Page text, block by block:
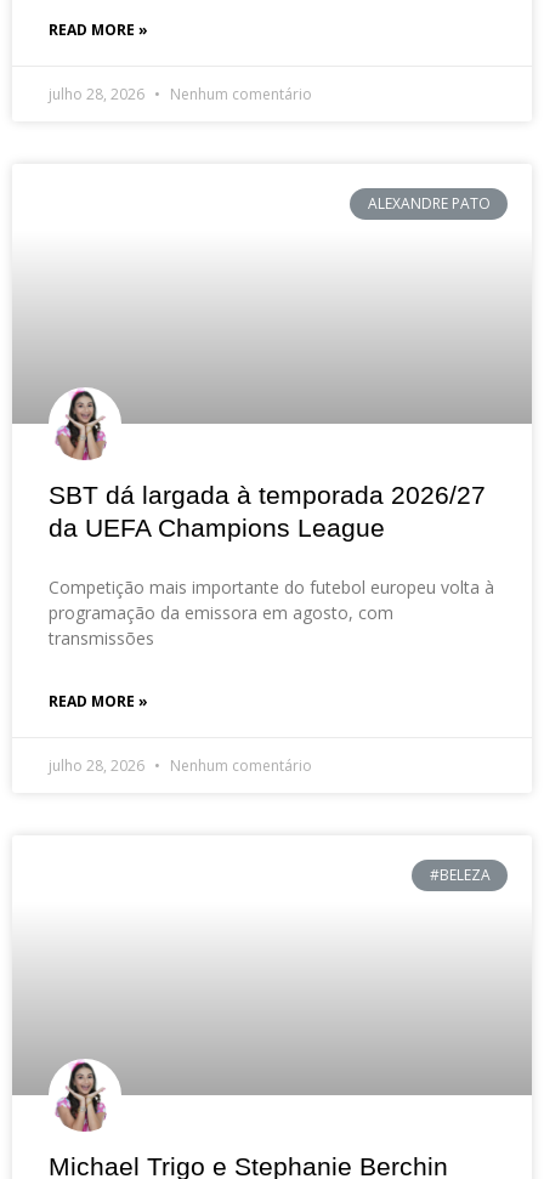
READ MORE »
julho 28, 2026 Nenhum comentário
ALEXANDRE PATO
SBT dá largada à temporada 2026/27
da UEFA Champions League
Competição mais importante do futebol europeu volta à
programação da emissora em agosto, com
transmissões
READ MORE »
julho 28, 2026 Nenhum comentário
#BELEZA
Michael Trigo e Stephanie Berchin